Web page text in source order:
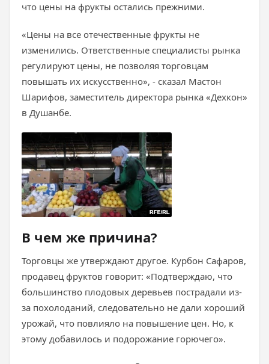
что цены на фрукты остались прежними.
«Цены на все отечественные фрукты не
изменились. Ответственные специалисты рынка
регулируют цены, не позволяя торговцам
повышать их искусственно», - сказал Мастон
Шарифов, заместитель директора рынка «Дехкон»
в Душанбе.
В чем же причина?
Торговцы же утверждают другое. Курбон Сафаров,
продавец фруктов говорит: «Подтверждаю, что
большинство плодовых деревьев пострадали из-
за похолоданий, следовательно не дали хороший
урожай, что повлияло на повышение цен. Но, к
этому добавилось и подорожание горючего».